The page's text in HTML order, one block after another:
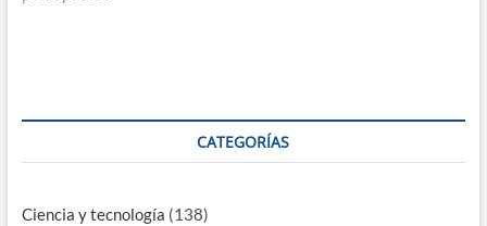
CATEGORÍAS
Ciencia y tecnología (138)